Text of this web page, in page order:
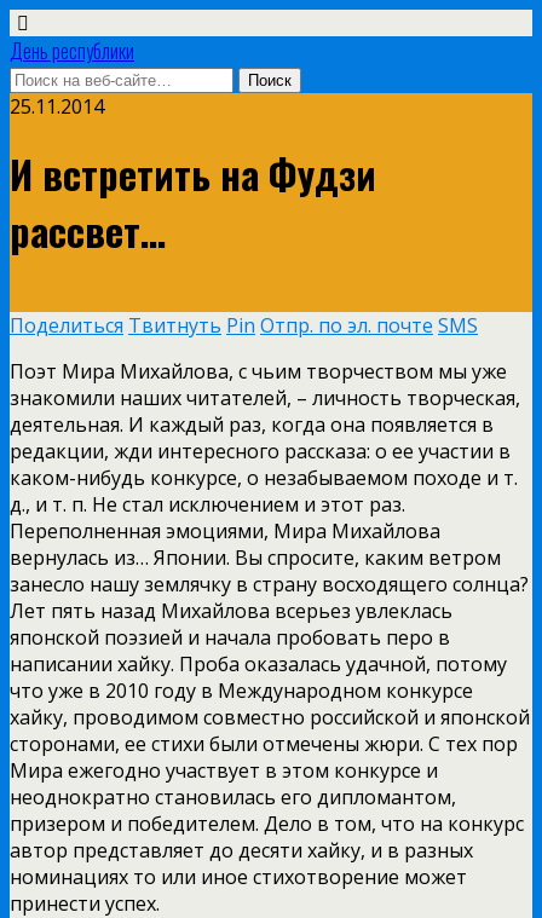
День республики
25.11.2014
И встретить на Фудзи
рассвет…
Поделиться Твитнуть Pin Отпр. по эл. почте SMS
Поэт Мира Михайлова, с чьим творчеством мы уже
знакомили наших читателей, – личность творческая,
деятельная. И каждый раз, когда она появляется в
редакции, жди интересного рассказа: о ее участии в
каком-нибудь конкурсе, о незабываемом походе и т.
д., и т. п. Не стал исключением и этот раз.
Переполненная эмоциями, Мира Михайлова
вернулась из… Японии. Вы спросите, каким ветром
занесло нашу землячку в страну восходящего солнца?
Лет пять назад Михайлова всерьез увлеклась
японской поэзией и начала пробовать перо в
написании хайку. Проба оказалась удачной, потому
что уже в 2010 году в Международном конкурсе
хайку, проводимом совместно российской и японской
сторонами, ее стихи были отмечены жюри. С тех пор
Мира ежегодно участвует в этом конкурсе и
неоднократно становилась его дипломантом,
призером и победителем. Дело в том, что на конкурс
автор представляет до десяти хайку, и в разных
номинациях то или иное стихотворение может
принести успех.